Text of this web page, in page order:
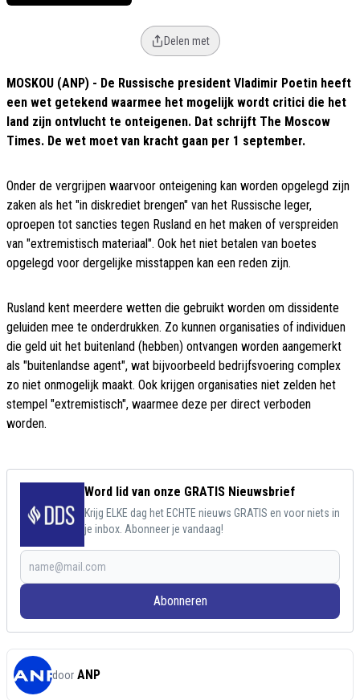
Delen met
MOSKOU (ANP) - De Russische president Vladimir Poetin heeft
een wet getekend waarmee het mogelijk wordt critici die het
land zijn ontvlucht te onteigenen. Dat schrijft The Moscow
Times. De wet moet van kracht gaan per 1 september.
Onder de vergrijpen waarvoor onteigening kan worden opgelegd zijn
zaken als het "in diskrediet brengen" van het Russische leger,
oproepen tot sancties tegen Rusland en het maken of verspreiden
van "extremistisch materiaal". Ook het niet betalen van boetes
opgelegd voor dergelijke misstappen kan een reden zijn.
Rusland kent meerdere wetten die gebruikt worden om dissidente
geluiden mee te onderdrukken. Zo kunnen organisaties of individuen
die geld uit het buitenland (hebben) ontvangen worden aangemerkt
als "buitenlandse agent", wat bijvoorbeeld bedrijfsvoering complex
zo niet onmogelijk maakt. Ook krijgen organisaties niet zelden het
stempel "extremistisch", waarmee deze per direct verboden
worden.
Word lid van onze GRATIS Nieuwsbrief
Krijg ELKE dag het ECHTE nieuws GRATIS en voor niets in
je inbox. Abonneer je vandaag!
Abonneren
door ANP